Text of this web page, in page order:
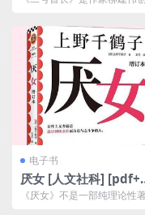
08年。该小说以中国政...
电子书
厌女 [ 人文社科] [pdf+
格式]夸克网盘下载
《厌女》不是一部纯理论性